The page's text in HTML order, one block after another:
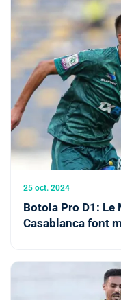
25 oct. 2024
Botola Pro D1: Le
Casablanca font